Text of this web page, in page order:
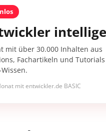
mit über 30.000 Inhalten aus
Fachartikeln und Tutorials
mit entwickler.de BASIC